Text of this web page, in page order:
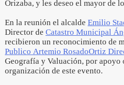
Orizaba, y les deseo el mayor de
En la reunión el alcalde Emilio
Director de Catastro Municipal
recibieron un reconocimiento de
Publico Artemio RosadoOrtiz
Geografía y Valuación, por apoyo
organización de este evento.